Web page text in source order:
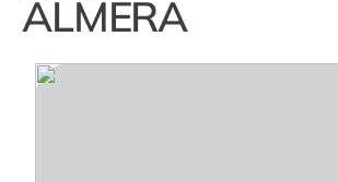
ALMERA